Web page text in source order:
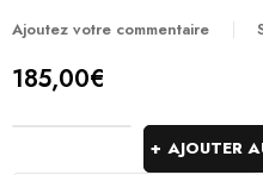
Ajoutez votre commentaire
185,00€
AJOUTER